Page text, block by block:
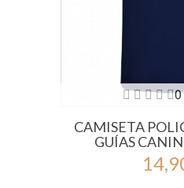
CAMISETA
GUÍAS